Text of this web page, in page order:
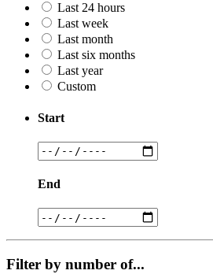
Last 24 hours
Last week
Last month
Last six months
Last year
Custom
Start
End
Filter by number of...